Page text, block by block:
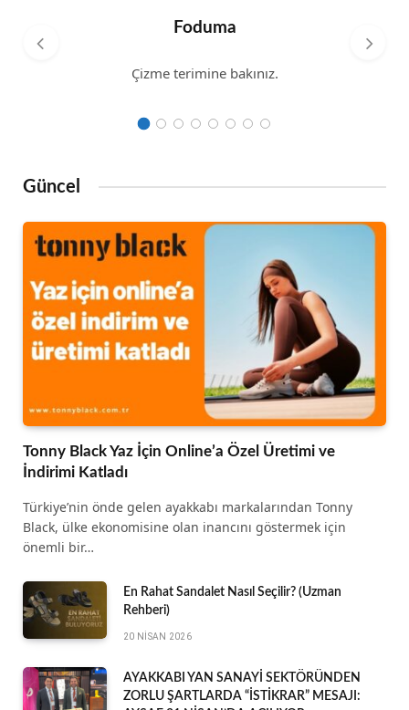
Foduma
Çizme terimine bakınız.
Güncel
Tonny Black Yaz İçin Online’a Özel Üretimi ve
İndirimi Katladı
Türkiye’nin önde gelen ayakkabı markalarından Tonny
Black, ülke ekonomisine olan inancını göstermek için
önemli bir…
En Rahat Sandalet Nasıl Seçilir? (Uzman
Rehberi)
20 NISAN 2026
AYAKKABI YAN SANAYİ SEKTÖRÜNDEN
ZORLU ŞARTLARDA “İSTİKRAR” MESAJI: